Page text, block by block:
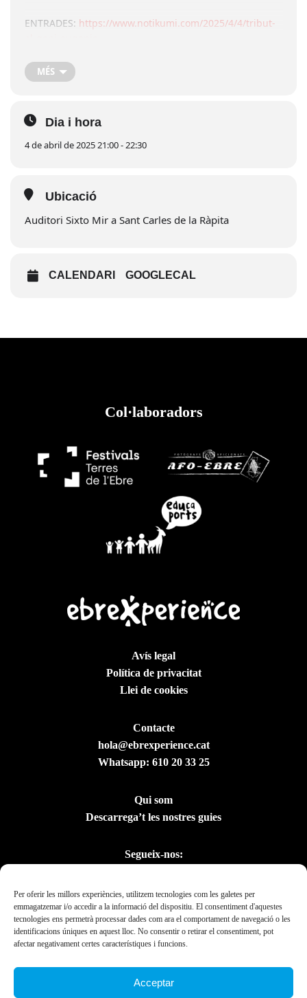
Per oferir les millors experiències, utilitzem tecnologies com les galetes per
emmagatzemar i/o accedir a la informació del dispositiu. El consentiment d'aquestes
tecnologies ens permetrà processar dades com ara el comportament de navegació o les
identificacions úniques en aquest lloc. No consentir o retirar el consentiment, pot
afectar negativament certes característiques i funcions.
Acceptar
ENTRADES: https://www.notikumi.com/2025/4/4/tribut-
MÉS
Dia i hora
4 de abril de 2025 21:00 - 22:30
Ubicació
Auditori Sixto Mir a Sant Carles de la Ràpita
CALENDARI GOOGLECAL
Col·laboradors
Avís legal
Política de privacitat
Llei de cookies
Contacte
hola@ebrexperience.cat
Whatsapp: 610 20 33 25
Qui som
Descarrega’t les nostres guies
Segueix-nos: